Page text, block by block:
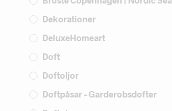
Dekorationer
DeluxeHomeart
Doft
Doftoljor
Doftpåsar - Garderobsdofter